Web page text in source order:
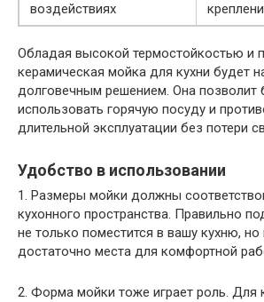
воздействиях
Обладая высокой термостойкостью и
керамическая мойка для кухни будет
долговечным решением. Она позволит
использовать горячую посуду и
длительной эксплуатации без потери
Удобство в использовании
1. Размеры мойки должны
кухонного пространства. Правильно
не только поместится в вашу кухню, но
достаточно места для комфортной
2. Форма мойки тоже играет роль. Для